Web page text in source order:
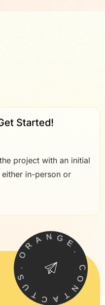
Started!
project with an initial
either in-person or
C
O
N
T
A
C
T
S
.
O R A
N
G
E